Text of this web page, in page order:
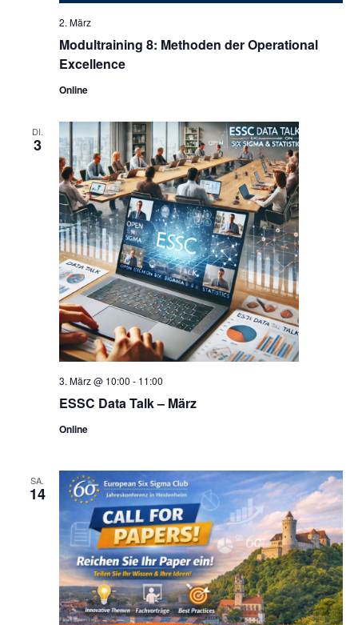
Modultraining 8: Methoden der Operational
Excellence
2. März
Online
DI.
3
ESSC Data Talk – März
3. März @ 10:00 - 11:00
Online
SA.
14